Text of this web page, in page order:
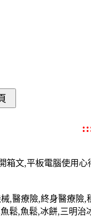
箱文,平板電腦使用
,醫療險,終身醫療險
鬆,魚鬆,冰餅,三明